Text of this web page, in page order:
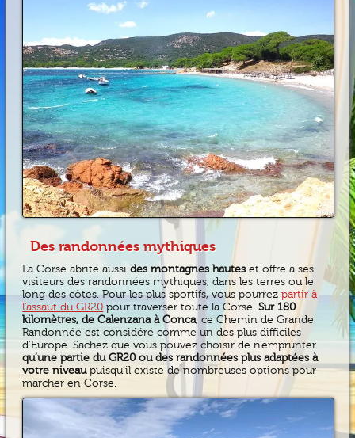
Des randonnées mythiques
La Corse abrite aussides montagnes hautes et offre à ses
visiteurs des randonnées mythiques, dans les terres ou le
long des côtes. Pour les plus sportifs, vous pourrezpartir à
l’assaut du GR20 pour traverser toute la Corse.Sur 180
kilomètres, de Calenzana à Conca, ce Chemin de Grande
Randonnée est considéré comme un des plus difficiles
d’Europe. Sachez que vous pouvez choisir de n’emprunter
qu’une partie du GR20 ou des randonnées plus adaptées à
votre niveaupuisqu’il existe de nombreuses options pour
marcher en Corse.